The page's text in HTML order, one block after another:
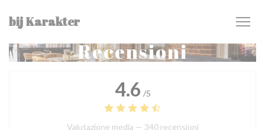
bij Karakter
Recensioni
4.6 /5
Valutazione media — 340 recensioni